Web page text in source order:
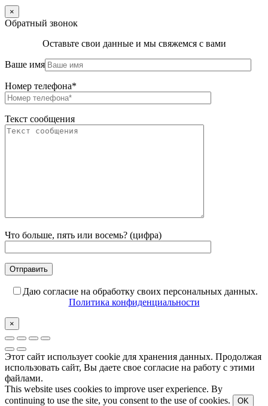
×
Обратный звонок
Оставьте свои данные и мы свяжемся с вами
Ваше имя
Номер телефона*
Текст сообщения
Что больше, пять или восемь? (цифра)
Даю согласие на обработку своих персональных данных.
Политика конфиденциальности
×
Этот сайт использует cookie для хранения данных. Продолжая
использовать сайт, Вы даете свое согласие на работу с этими
файлами.
This website uses cookies to improve user experience. By
continuing to use the site, you consent to the use of cookies.
OK